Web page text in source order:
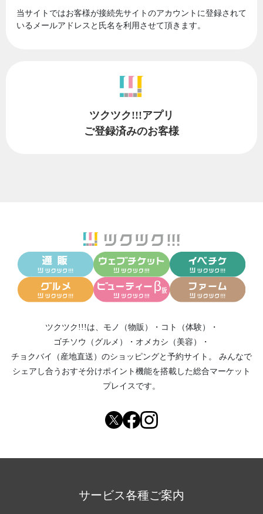
当サイトではお客様が接続先サイトのアカウントに登録されて
いるメールアドレスと氏名を利用させて頂きます。
ツクツク!!!アプリ
ご登録済みのお客様
ツクツク!!!は、 モノ（物販） ・ コト（体験）
・
ゴチソウ（グルメ）
・ オメカシ（美容）
・
チョクバイ（産地直送） のショッピングと予約サイト。
みんなで
シェアし合う おすそ分けポイント機能を搭載した総合マーケット
プレイスです。
サービス各種ご案内